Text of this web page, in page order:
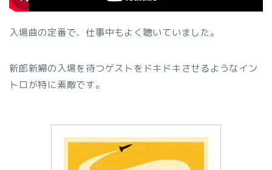
入場曲の定番で、仕事中もよく聴いていました。
新郎新婦の入場を待つゲストをドキドキさせるようなイン
トロが特に素敵です。